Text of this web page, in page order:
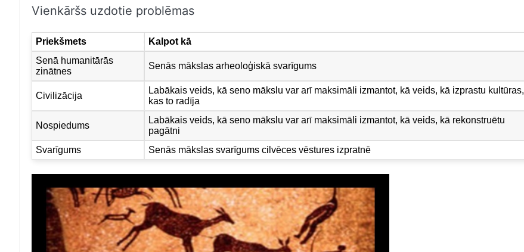
Vienkāršs uzdotie problēmas
Priekšmets
Kalpot kā
Senā humanitārās
zinātnes
Senās mākslas arheoloģiskā svarīgums
Civilizācija
Labākais veids, kā seno mākslu var arī maksimāli izmantot, kā veids, kā izprastu kultūras,
kas to radīja
Nospiedums
Labākais veids, kā seno mākslu var arī maksimāli izmantot, kā veids, kā rekonstruētu
pagātni
Svarīgums
Senās mākslas svarīgums cilvēces vēstures izpratnē